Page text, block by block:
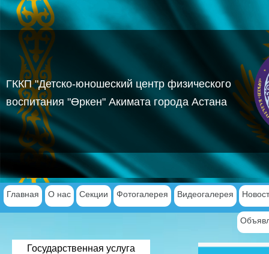
ГККП "Детско-юношеский центр физического
воспитания "Өркен" Акимата города Астана
Главная О нас Секции Фотогалерея Видеогалерея
Государственная услуга